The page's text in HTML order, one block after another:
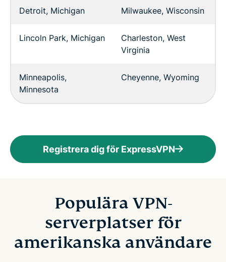
Detroit, Michigan Milwaukee, Wisconsin
Lincoln Park, Michigan
Charleston, West
Virginia
Minneapolis,
Minnesota
Cheyenne, Wyoming
Registrera dig för ExpressVPN
Populära VPN-
serverplatser för
amerikanska användare